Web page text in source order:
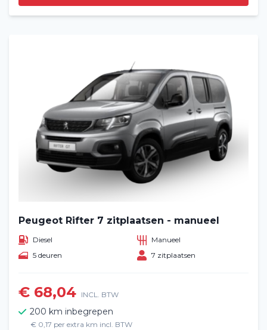
Peugeot Rifter 7 zitplaatsen - manueel
Diesel
Manueel
5 deuren
7 zitplaatsen
€ 68,04 INCL. BTW
200 km inbegrepen
€ 0,17 per extra km incl. BTW